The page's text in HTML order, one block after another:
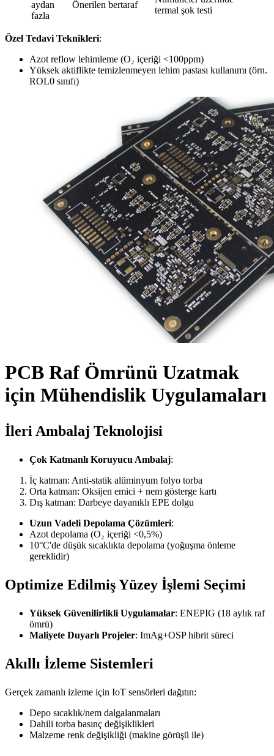
aydan
fazla
Önerilen bertaraf
termal şok testi
Özel Tedavi Teknikleri:
Azot reflow lehimleme (O₂ içeriği <100ppm)
Yüksek aktiflikte temizlenmeyen lehim pastası kullanımı (örn.
ROL0 sınıfı)
PCB Raf Ömrünü Uzatmak
için Mühendislik Uygulamaları
İleri Ambalaj Teknolojisi
Çok Katmanlı Koruyucu Ambalaj:
İç katman: Anti-statik alüminyum folyo torba
Orta katman: Oksijen emici + nem gösterge kartı
Dış katman: Darbeye dayanıklı EPE dolgu
Uzun Vadeli Depolama Çözümleri:
Azot depolama (O₂ içeriği <0,5%)
10°C'de düşük sıcaklıkta depolama (yoğuşma önleme
gereklidir)
Optimize Edilmiş Yüzey İşlemi Seçimi
Yüksek Güvenilirlikli Uygulamalar: ENEPIG (18 aylık raf
ömrü)
Maliyete Duyarlı Projeler: ImAg+OSP hibrit süreci
Akıllı İzleme Sistemleri
Gerçek zamanlı izleme için IoT sensörleri dağıtın:
Depo sıcaklık/nem dalgalanmaları
Dahili torba basınç değişiklikleri
Malzeme renk değişikliği (makine görüşü ile)